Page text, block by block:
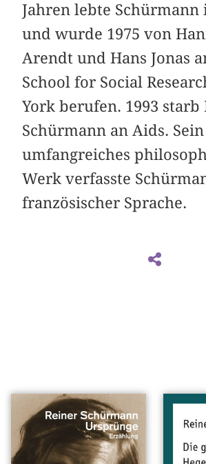
Jahren lebte Schürmann
und wurde 1975 von
Arendt und Hans Jonas
School for Social
York berufen. 1993 starb
Schürmann an Aids. Sein
umfangreiches
Werk verfasste
französischer Sprache.